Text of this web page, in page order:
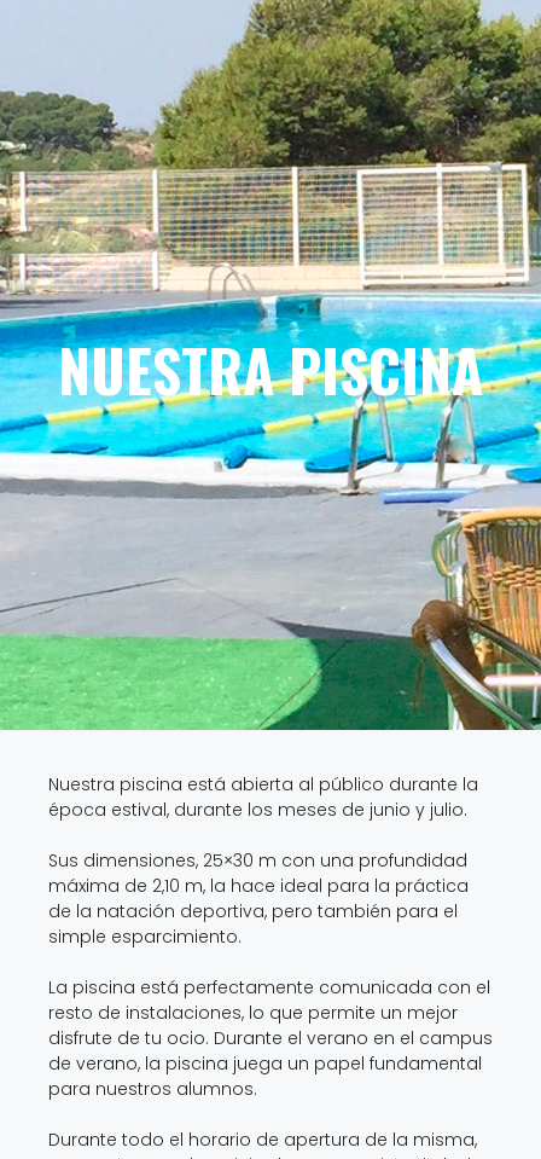
NUESTRA PISCINA
Nuestra piscina está abierta al público durante la
época estival, durante los meses de junio y julio.
Sus dimensiones, 25×30 m con una profundidad
máxima de 2,10 m, la hace ideal para la práctica
simple esparcimiento.
La piscina está perfectamente comunicada con el
resto de instalaciones, lo que permite un mejor
de verano, la piscina juega un papel fundamental
para nuestros alumnos.
Durante todo el horario de apertura de la misma,
se cuenta con el servicio de un socorrista titulado
acompañantes.